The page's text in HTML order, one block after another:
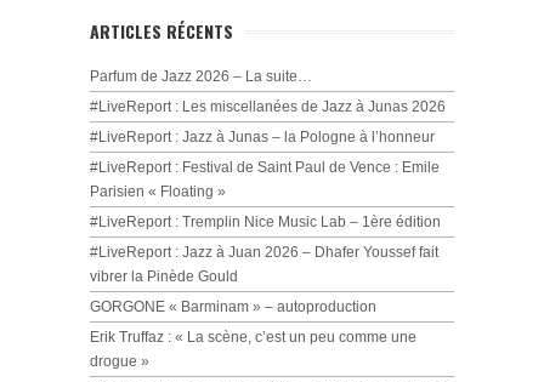
ARTICLES RÉCENTS
Parfum de Jazz 2026 – La suite…
#LiveReport : Les miscellanées de Jazz à Junas 2026
#LiveReport : Jazz à Junas – la Pologne à l’honneur
#LiveReport : Festival de Saint Paul de Vence : Emile
Parisien « Floating »
#LiveReport : Tremplin Nice Music Lab – 1ère édition
#LiveReport : Jazz à Juan 2026 – Dhafer Youssef fait
vibrer la Pinède Gould
GORGONE « Barminam » – autoproduction
Erik Truffaz : « La scène, c’est un peu comme une
drogue »